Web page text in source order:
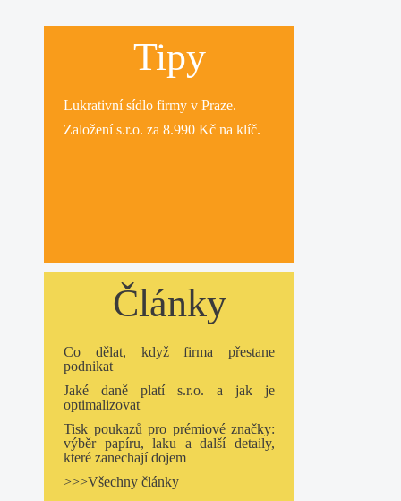
Tipy
Lukrativnísídlo firmy v Praze.
Založení s.r.o. za 8.990 Kč na klíč.
Články
Co dělat, když firma přestane
podnikat
Jaké daně platí s.r.o. a jak je
optimalizovat
Tisk poukazů pro prémiové značky:
výběr papíru, laku a další detaily,
které zanechají dojem
>>>Všechny články